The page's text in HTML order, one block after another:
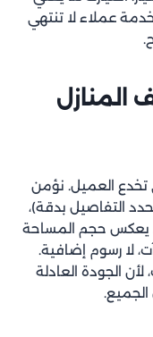
عملاء لا تنتهي
المنازل
تخدع العميل. نؤمن
التفاصيل بدقة)،
يعكس حجم المساحة
لا رسوم إضافية.
الجودة العادلة